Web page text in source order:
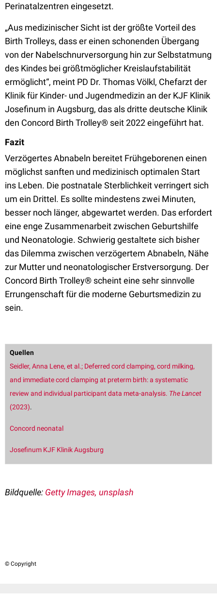
Perinatalzentren eingesetzt.
„Aus medizinischer Sicht ist der größte Vorteil des
Birth Trolleys, dass er einen schonenden Übergang
von der Nabelschnurversorgung hin zur Selbstatmung
des Kindes bei größtmöglicher Kreislaufstabilität
ermöglicht“, meint PD Dr. Thomas Völkl, Chefarzt der
Klinik für Kinder- und Jugendmedizin an der KJF Klinik
Josefinum in Augsburg, das als dritte deutsche Klinik
den Concord Birth Trolley® seit 2022 eingeführt hat.
Fazit
Verzögertes Abnabeln bereitet Frühgeborenen einen
möglichst sanften und medizinisch optimalen Start
ins Leben. Die postnatale Sterblichkeit verringert sich
um ein Drittel. Es sollte mindestens zwei Minuten,
besser noch länger, abgewartet werden. Das erfordert
eine enge Zusammenarbeit zwischen Geburtshilfe
und Neonatologie. Schwierig gestaltete sich bisher
das Dilemma zwischen verzögertem Abnabeln, Nähe
zur Mutter und neonatologischer Erstversorgung. Der
Concord Birth Trolley® scheint eine sehr sinnvolle
Errungenschaft für die moderne Geburtsmedizin zu
sein.
Quellen
Seidler, Anna Lene, et al.; Deferred cord clamping, cord milking,
and immediate cord clamping at preterm birth: a systematic
review and individual participant data meta-analysis. The Lancet
(2023).
Concord neonatal
Josefinum KJF Klinik Augsburg
Bildquelle: Getty Images, unsplash
© Copyright